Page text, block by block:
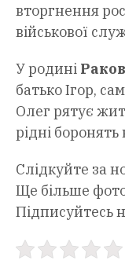
вторгнення
військової
У родині
батько Ігор,
Олег рятує
рідні боронять
Слідкуйте за
Ще більше
Підписуйтесь